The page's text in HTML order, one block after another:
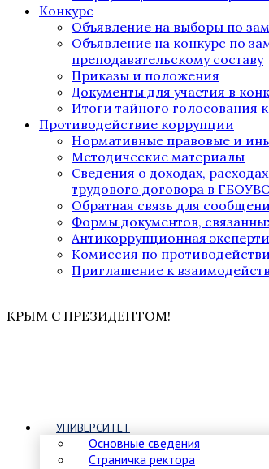
Конкурс
Объявление на выборы по
Объявление на конкурс по
преподавательскому составу
Приказы и положения
Документы для участия в
Итоги тайного голосования
Противодействие коррупции
Нормативные правовые и
Методические материалы
Сведения о доходах,
трудового договора в
Обратная связь для
Формы документов,
Антикоррупционная
Комиссия по
Приглашение к
КРЫМ С ПРЕЗИДЕНТОМ!
УНИВЕРСИТЕТ
Основные сведения
Страничка ректора